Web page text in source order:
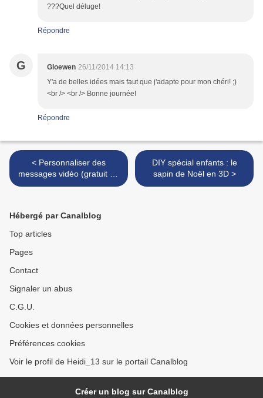
???Quel déluge!
Répondre
G Gloewen 26/11/2014 14:13
Y'a de belles idées mais faut que j'adapte pour mon chéri! ;)
<br /> <br /> Bonne journée!
Répondre
< Personnaliser des
messages vidéo (gratuit ou
premium) et les appels du
DIY spécial enfants : le
sapin de Noël en 3D >
Hébergé par Canalblog
Top articles
Pages
Contact
Signaler un abus
C.G.U.
Cookies et données personnelles
Préférences cookies
Voir le profil de Heidi_13 sur le portail Canalblog
Créer un blog sur Canalblog